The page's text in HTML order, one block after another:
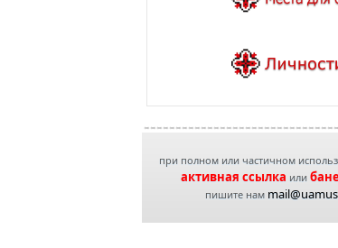
при полном или частичном
активная ссылка или
пишите нам